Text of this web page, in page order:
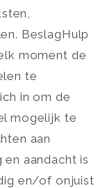
BeslagHulp
moment de
te
in om de
mogelijk te
aan
en aandacht is
en/of onjuist